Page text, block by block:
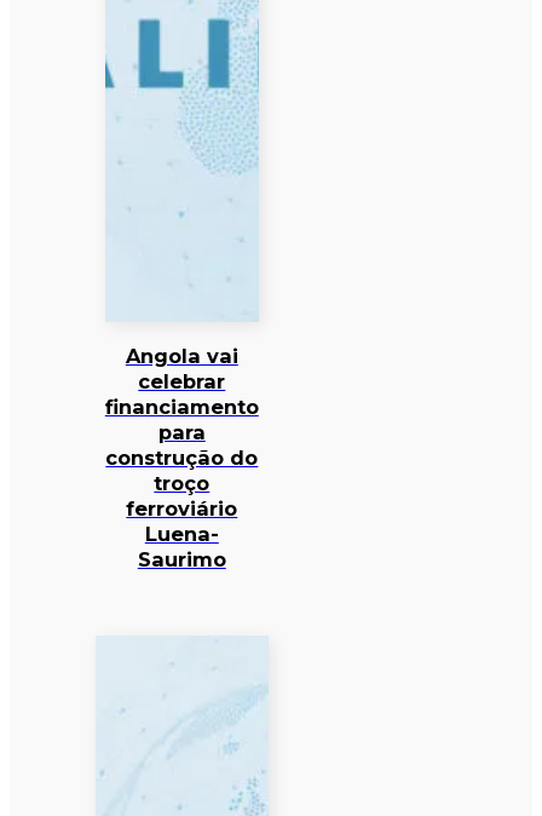
Angola vai
celebrar
financiamento
para
construção do
troço
ferroviário
Luena-
Saurimo